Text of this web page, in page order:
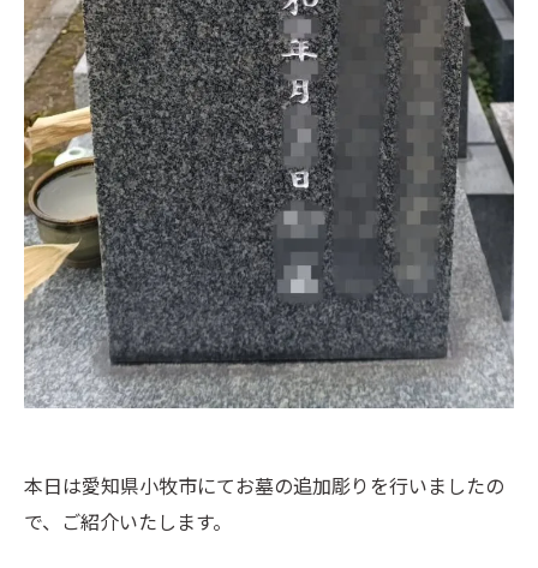
本日は愛知県小牧市にてお墓の追加彫りを行いましたの
で、ご紹介いたします。